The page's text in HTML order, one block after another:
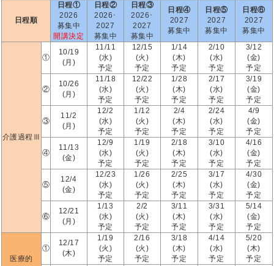
日程順
日程①
2026
募集中
開講決定
日程②
2026･
2027
募集中
日程③
2026･
2027
募集中
日程④
2027
募集中
日程⑤
2027
募集中
日程⑥
2027
募集中
介護過程Ⅲ
①
10/19
(月)
11/11
(水)
予定
12/15
(火)
予定
1/14
(木)
予定
2/10
(水)
予定
3/12
(金)
予定
②
10/26
(月)
11/18
(水)
予定
12/22
(火)
予定
1/28
(木)
予定
2/17
(水)
予定
3/19
(金)
予定
③
11/2
(月)
12/2
(水)
予定
1/12
(火)
予定
2/4
(木)
予定
2/24
(水)
予定
4/9
(金)
予定
④
11/13
(金)
12/9
(水)
予定
1/19
(火)
予定
2/18
(木)
予定
3/10
(水)
予定
4/16
(金)
予定
⑤
12/4
(金)
12/23
(水)
予定
1/26
(火)
予定
2/25
(木)
予定
3/17
(水)
予定
4/30
(金)
予定
⑥
12/21
(月)
1/13
(水)
予定
2/2
(火)
予定
3/11
(木)
予定
3/31
(水)
予定
5/14
(金)
予定
医療的
①
12/17
(木)
1/19
(火)
予定
2/16
(火)
予定
3/18
(木)
予定
4/14
(水)
予定
5/20
(木)
予定